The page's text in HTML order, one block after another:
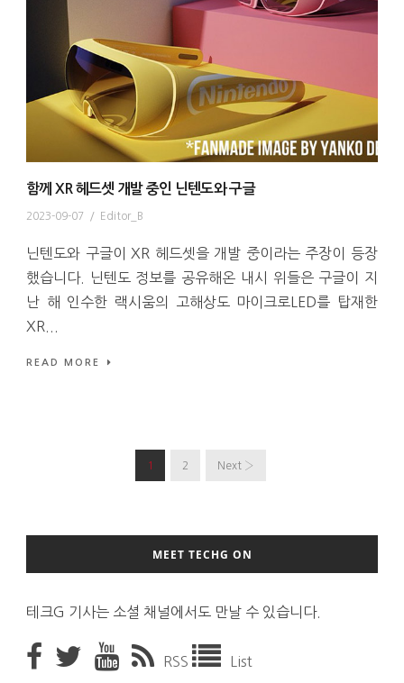
함께 XR 헤드셋 개발 중인 닌텐도와 구글
2023-09-07 / Editor_B
닌텐도와 구글이 XR 헤드셋을 개발 중이라는 주장이 등장
했습니다. 닌텐도 정보를 공유해온 내시 위들은 구글이 지
난 해 인수한 랙시움의 고해상도 마이크로LED를 탑재한
XR...
READ MORE
1 2 Next ›
MEET TECHG ON
테크G 기사는 소셜 채널에서도 만날 수 있습니다.
RSS List